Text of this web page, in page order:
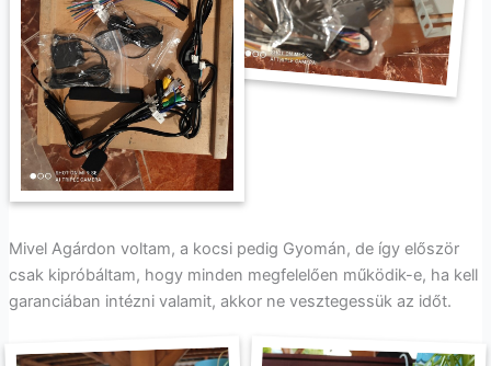
Mivel Agárdon voltam, a kocsi pedig Gyomán, de így először
csak kipróbáltam, hogy minden megfelelően működik-e, ha kell
garanciában intézni valamit, akkor ne vesztegessük az időt.